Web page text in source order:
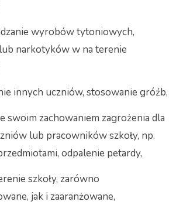
wyrobów tytoniowych,
narkotyków w na terenie
innych uczniów, stosowanie gróźb,
swoim zachowaniem zagrożenia dla
lub pracowników szkoły, np.
odpalenie petardy,
szkoły, zarówno
jak i zaaranżowane,